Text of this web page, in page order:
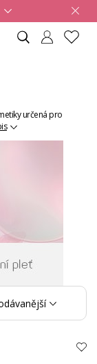
určená pro